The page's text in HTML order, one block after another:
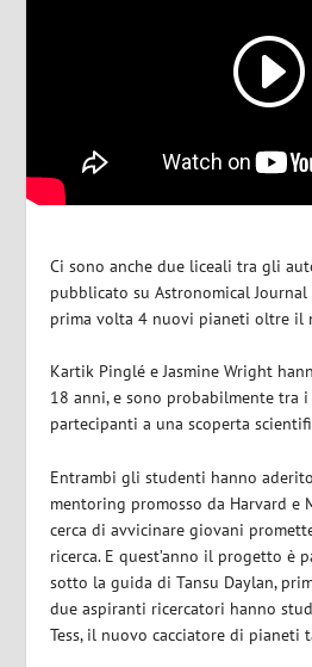
Ci sono anche due liceali tra gli
pubblicato su Astronomical
prima volta 4 nuovi pianeti oltre il
Kartik Pinglé e Jasmine Wright
18 anni, e sono probabilmente tra
partecipanti a una scoperta
Entrambi gli studenti hanno
mentoring promosso da Harvard e
cerca di avvicinare giovani
ricerca. E quest’anno il progetto è
sotto la guida di Tansu Daylan,
due aspiranti ricercatori hanno
Tess, il nuovo cacciatore di pianeti